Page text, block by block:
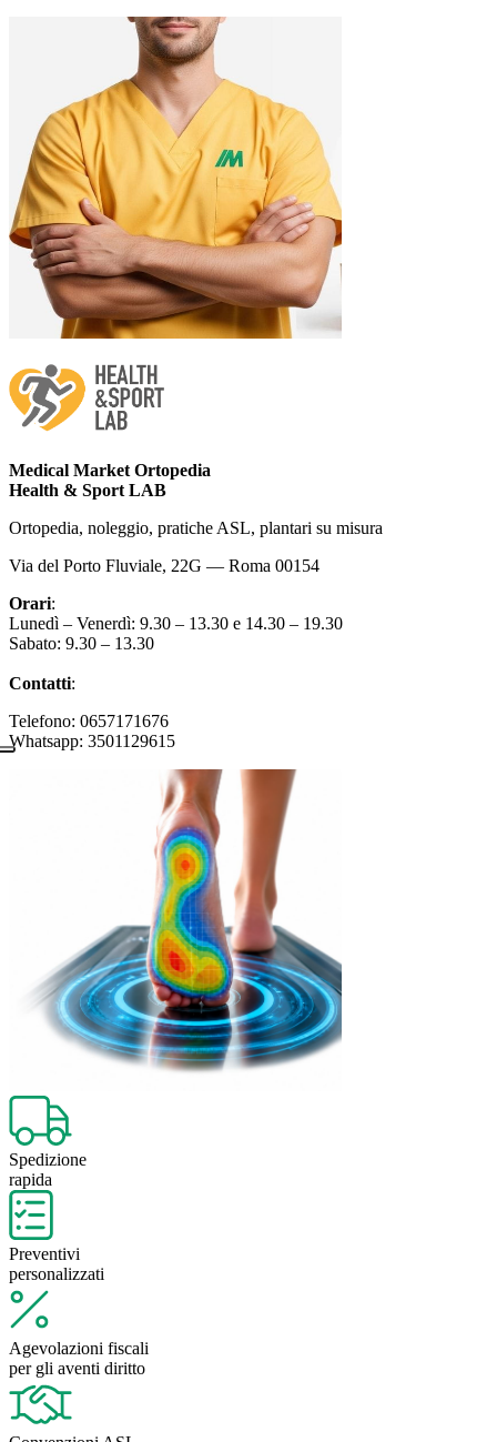
Medical Market Ortopedia
Health & Sport LAB
Ortopedia, noleggio, pratiche ASL, plantari su misura
Via del Porto Fluviale, 22G — Roma 00154
Orari:
Lunedì – Venerdì: 9.30 – 13.30 e 14.30 – 19.30
Sabato: 9.30 – 13.30
Contatti:
Telefono: 0657171676
Whatsapp: 3501129615
Spedizione
rapida
Preventivi
personalizzati
Agevolazioni fiscali
per gli aventi diritto